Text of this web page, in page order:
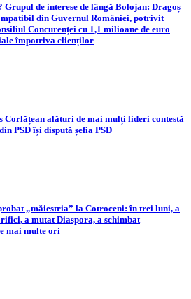
Grupul de interese de lângă Bolojan: Dragoș
din Guvernul României, potrivit
Concurenței cu 1,1 milioane de euro
împotriva clienților
Corlățean alături de mai mulți lideri contestă
PSD își dispută șefia PSD
„măiestria” la Cotroceni: în trei luni, a
a mutat Diaspora, a schimbat
mai multe ori